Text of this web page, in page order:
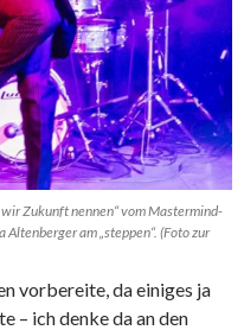
Zukunft nennen“ vom Mastermind-
am „steppen“. (Foto zur
vorbereite, da einiges ja
– ich denke da an den